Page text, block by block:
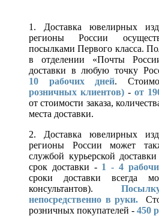
1. Доставка ювелирных
регионы России
посылками Первого класса.
в отделении «Почты
доставки в любую точку
10 рабочих дней.
розничных клиентов)- от
от стоимости заказа,
места доставки.
2. Доставка ювелирных
регионы России может
службой курьерской
срок доставки - 1 - 4
сроки доставки всегда
консультантов).
непосредственно в руки.
розничных покупателей - 450